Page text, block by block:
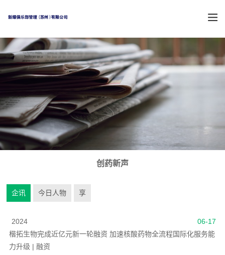
创药新声
企讯 今日人物 享
06-17
2024
楷拓生物完成近亿元新一轮融资 加速核酸药物全流程国际化服务能
力升级 | 融资